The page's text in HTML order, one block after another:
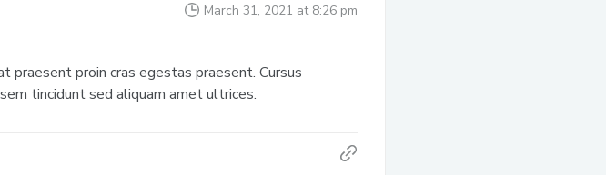
March 31, 2021 at 8:26 pm
praesent proin cras egestas praesent. Cursus
tincidunt sed aliquam amet ultrices.